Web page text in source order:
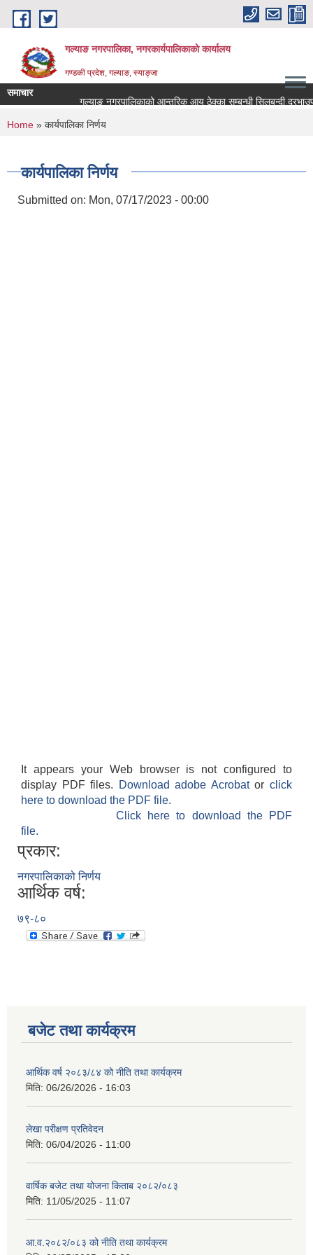
Skip to main content
गल्याङ नगरपालिका, नगरकार्यपालिकाको कार्यालय
गण्डकी प्रदेश, गल्याङ, स्याङ्जा
समाचार
गल्याङ नगरपालिकाको आन्तरिक आय ठेक्का सम्बन्धी सिलबन्दी
You are here
Home » कार्यपालिका निर्णय
कार्यपालिका निर्णय
Submitted on: Mon, 07/17/2023 - 00:00
It appears your Web browser is not configured to
display PDF files.
Download adobe Acrobatorclick
here to download the PDF file.
Click here to download the PDF
file.
प्रकार:
नगरपालिकाको निर्णय
आर्थिक वर्ष:
७९-८०
बजेट तथा कार्यक्रम
आर्थिक वर्ष २०८३/८४ को नीति तथा कार्यक्रम
मिति: 06/26/2026 - 16:03
लेखा परीक्षण प्रतिवेदन
मिति: 06/04/2026 - 11:00
वार्षिक बजेट तथा योजना किताब २०८२/०८३
मिति: 11/05/2025 - 11:07
आ.व.२०८२/०८३ को नीति तथा कार्यक्रम